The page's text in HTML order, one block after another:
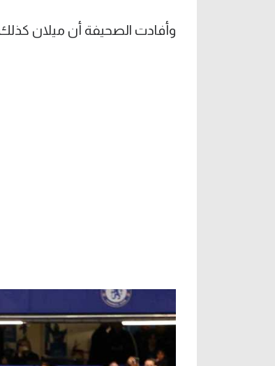
وأفادت الصحيفة أن ميلان